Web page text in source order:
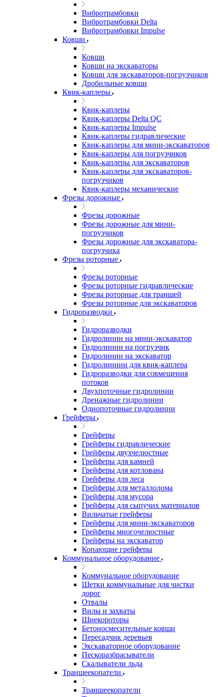
Вибротрамбовки
Вибротрамбовки Delta
Вибротрамбовки Impulse
Ковши
Ковши
Ковши на экскаваторы
Ковши для экскаваторов-погрузчиков
Дробильные ковши
Квик-каплеры
Квик-каплеры
Квик-каплеры Delta QC
Квик-каплеры Impulse
Квик-каплеры гидравлические
Квик-каплеры для мини-экскаваторов
Квик-каплеры для погрузчиков
Квик-каплеры для экскаваторов
Квик-каплеры для экскаваторов-
погрузчиков
Квик-каплеры механические
Фрезы дорожные
Фрезы дорожные
Фрезы дорожные для мини-
погрузчиков
Фрезы дорожные для экскаватора-
погрузчика
Фрезы роторные
Фрезы роторные
Фрезы роторные гидравлические
Фрезы роторные для траншей
Фрезы роторные для экскаваторов
Гидроразводки
Гидроразводки
Гидролинии на мини-экскаватор
Гидролинии на погрузчик
Гидролинии на экскаватор
Гидролиниии для квик-каплера
Гидроразводки для совмещения
потоков
Двухпоточные гидролинии
Дренажные гидролинии
Однопоточные гидролинии
Грейферы
Грейферы
Грейферы гидравлические
Грейферы двухчелюстные
Грейферы для камней
Грейферы для котлована
Грейферы для леса
Грейферы для металлолома
Грейферы для мусора
Грейферы для сыпучих материалов
Вильчатые грейферы
Грейферы для мини-экскаваторов
Грейферы многочелюстные
Грейферы на экскаватор
Копающие грейферы
Коммунальное оборудование
Коммунальное оборудование
Щетки коммунальные для чистки
дорог
Отвалы
Вилы и захваты
Шнекороторы
Бетоносмесительные ковши
Пересадчик деревьев
Экскаваторное оборудование
Пескоразбрасыватели
Скалыватели льда
Траншеекопатели
Траншеекопатели